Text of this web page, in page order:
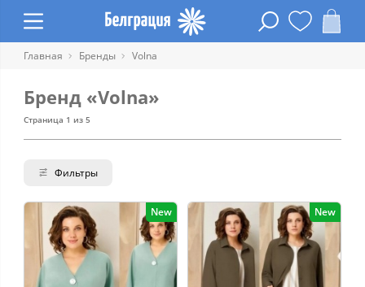
Главная Бренды Volna
Бренд «Volna»
Страница 1 из 5
Фильтры
New New